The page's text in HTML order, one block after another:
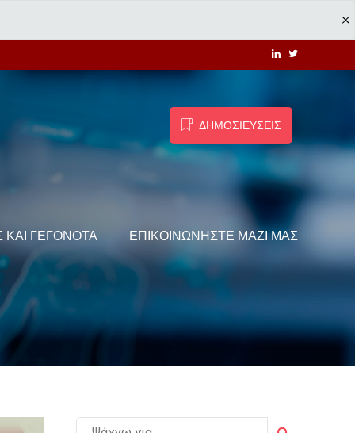
ΔΗΜΟΣΙΕΥΣΕΙΣ
ΚΑΙ ΓΕΓΟΝΌΤΑ ΕΠΙΚΟΙΝΩΝΉΣΤΕ ΜΑΖΊ ΜΑΣ